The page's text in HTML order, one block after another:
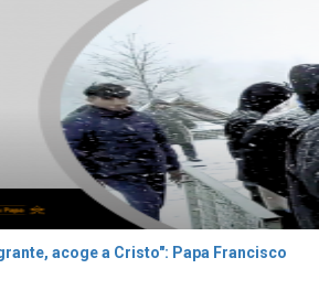
acoge a Cristo": Papa Francisco